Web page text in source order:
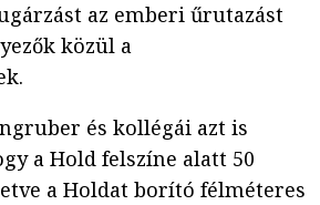
az emberi űrutazást
közül a
és kollégái azt is
a Hold felszíne alatt 50
a Holdat borító félméteres